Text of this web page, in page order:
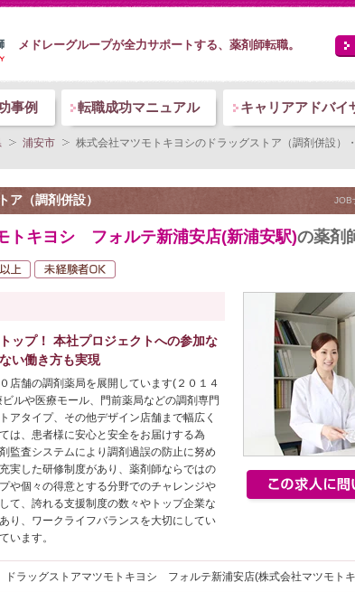
メドレーグループが全力サポートする、薬剤師転職。
事例 転職成功マニュアル キャリアアドバイ
浦安市 株式会社マツモトキヨシのドラッグストア（調剤併設）
ア（調剤併設） JOB
トキヨシ フォルテ新浦安店(新浦安駅)の薬剤
ップ！ 本社プロジェクトへの参加な
い働き方も実現
店舗の調剤薬局を展開しています(２０１４
ルや医療モール、門前薬局などの調剤専門
アタイプ、その他デザイン店舗まで幅広く
は、患者様に安心と安全をお届けする為
監査システムにより調剤過誤の防止に努め
実した研修制度があり、薬剤師ならではの
や個々の得意とする分野でのチャレンジや
て、誇れる支援制度の数々やトップ企業な
り、ワークライフバランスを大切にしてい
います。
ドラッグストアマツモトキヨシ フォルテ新浦安店(株式会社マツモト